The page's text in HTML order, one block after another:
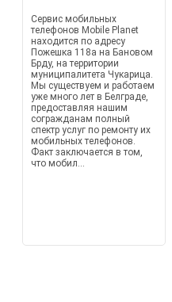
Сервис мобильных
телефонов Mobile Planet
находится по адресу
Пожешка 118a на Бановом
Брду, на территории
муниципалитета Чукарица.
Мы существуем и работаем
уже много лет в Белграде,
предоставляя нашим
согражданам полный
спектр услуг по ремонту их
мобильных телефонов.
Факт заключается в том,
что мобил...